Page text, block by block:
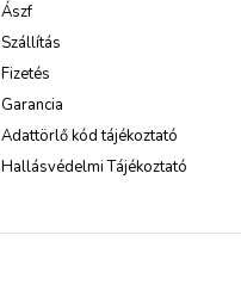
Ászf
Szállítás
Fizetés
Garancia
Adattörlő kód tájékoztató
Hallásvédelmi Tájékoztató